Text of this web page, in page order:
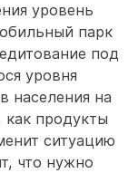
уровень
парк
под
уровня
населения на
как продукты
ситуацию
что нужно